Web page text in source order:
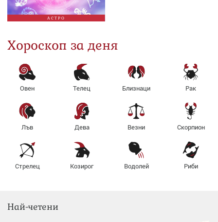
АСТРО
Хороскоп за деня
Овен Телец Близнаци Рак
Лъв Дева Везни Скорпион
Стрелец Козирог Водолей Риби
Най-четени